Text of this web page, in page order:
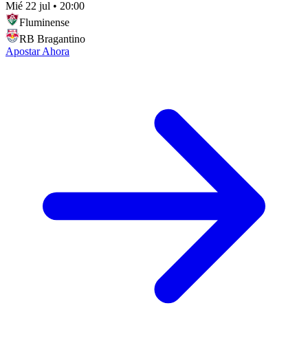
Mié 22 jul • 20:00
Fluminense
RB Bragantino
Apostar Ahora